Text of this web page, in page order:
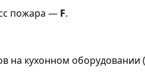
пожара — F.
на кухонном